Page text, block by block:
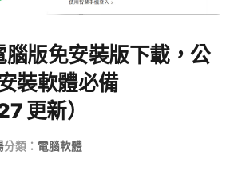
腦版免安裝版下載，公
裝軟體必備
更新）
分類： 電腦軟體